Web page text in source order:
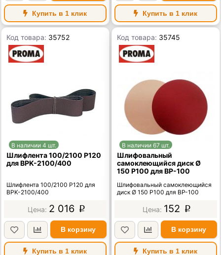
Купить в 1 клик Купить в 1 клик
Код товара: 35752
В наличии 4 шт.
Шлифлента 100/2100 Р120
для BPK-2100/400
Шлифлента 100/2100 Р120 для
BPK-2100/400
2 016 p
В корзину
Купить в 1 клик
Код товара: 35745
В наличии 67 шт.
Шлифовальный
самоклеющийся диск Ø
150 Р100 для BP-100
Шлифовальный самоклеющийся
диск Ø 150 Р100 для BP-100
152 p
В корзину
Купить в 1 клик